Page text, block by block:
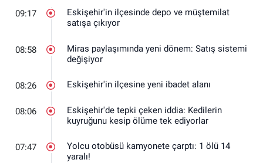
09:17
Eskişehir'in ilçesinde depo ve müştemilat
satışa çıkıyor
08:58
Miras paylaşımında yeni dönem: Satış sistemi
değişiyor
08:26 Eskişehir'in ilçesine yeni ibadet alanı
08:06
Eskişehir'de tepki çeken iddia: Kedilerin
kuyruğunu kesip ölüme tek ediyorlar
07:47
Yolcu otobüsü kamyonete çarptı: 1 ölü 14
yaralı!